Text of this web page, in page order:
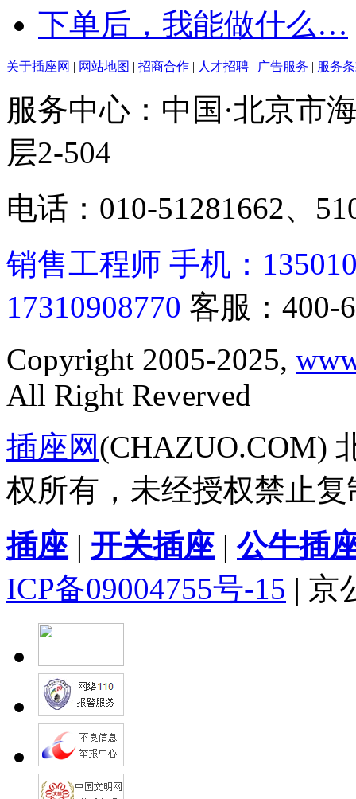
下单后，我能做什么…
关于插座网 | 网站地图 | 招商合作 | 人才招聘 | 广告服务 | 服务
服务中心：中国·北京市
层2-504
电话：010-51281662、
销售工程师 手机：
17310908770 客服：400-
Copyright 2005-2025,
All Right Reverved
插座网(CHAZUO.COM)
权所有，未经授权禁止
插座 | 开关插座 | 公牛插
ICP备09004755号-15 | 京